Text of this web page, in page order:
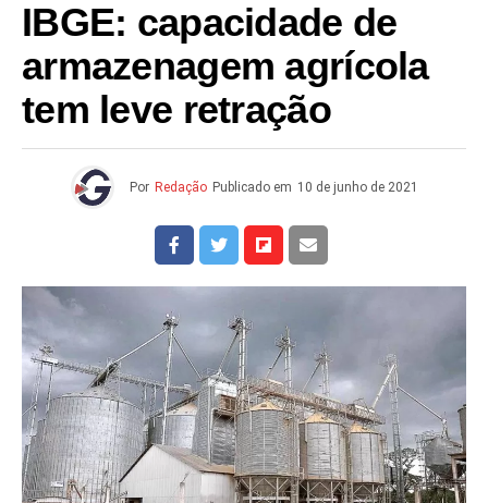
IBGE: capacidade de
armazenagem agrícola
tem leve retração
Por Redação Publicado em 10 de junho de 2021